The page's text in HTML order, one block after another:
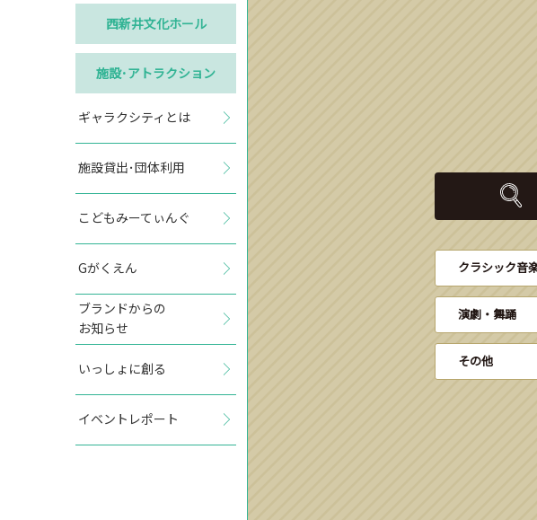
西新井文化ホール
施設･アトラクション
ギャラクシティとは
施設貸出･団体利用
こどもみーてぃんぐ
Gがくえん
ブランドからの
お知らせ
いっしょに創る
イベントレポート
クラシック音
演劇・舞踊
その他